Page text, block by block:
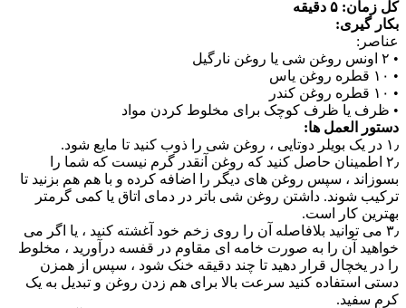
کل زمان: ۵ دقیقه
بکار گیری:
عناصر:
• ۲ اونس روغن شی یا روغن نارگیل
• ۱۰ قطره روغن یاس
• ۱۰ قطره روغن کندر
• ظرف یا ظرف کوچک برای مخلوط کردن مواد
دستور العمل ها:
۱٫ در یک بویلر دوتایی ، روغن شی را ذوب کنید تا مایع شود.
۲٫ اطمینان حاصل کنید که روغن آنقدر گرم نیست که شما را
بسوزاند ، سپس روغن های دیگر را اضافه کرده و با هم هم بزنید تا
ترکیب شوند. داشتن روغن شی باتر در دمای اتاق یا کمی گرمتر
بهترین کار است.
۳٫ می توانید بلافاصله آن را روی زخم خود آغشته کنید ، یا اگر می
خواهید آن را به صورت خامه ای مقاوم در قفسه درآورید ، مخلوط
را در یخچال قرار دهید تا چند دقیقه خنک شود ، سپس از همزن
دستی استفاده کنید سرعت بالا برای هم زدن روغن و تبدیل به یک
کرم سفید.